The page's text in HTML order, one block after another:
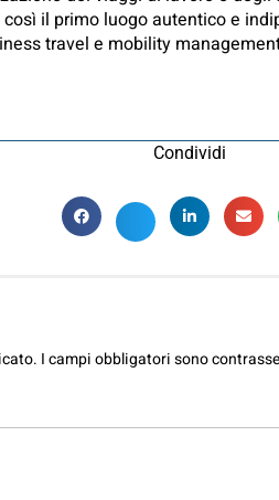
il primo luogo autentico e
travel e mobility
Condividi
I campi obbligatori sono